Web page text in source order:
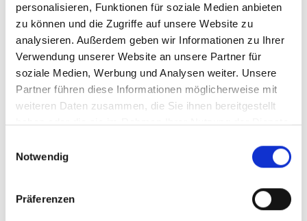
personalisieren, Funktionen für soziale Medien anbieten
zu können und die Zugriffe auf unsere Website zu
analysieren. Außerdem geben wir Informationen zu Ihrer
Verwendung unserer Website an unsere Partner für
soziale Medien, Werbung und Analysen weiter. Unsere
Partner führen diese Informationen möglicherweise mit
weiteren Daten zusammen, die Sie ihnen bereitgestellt
haben oder die sie im Rahmen Ihrer Nutzung der Dienste
Notwendig
Präferenzen